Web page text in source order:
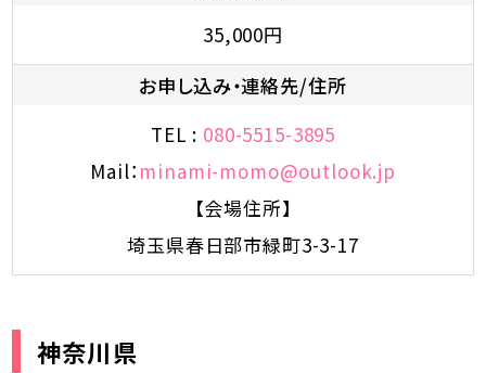
35,000円
お申し込み・連絡先/住所
TEL : 080-5515-3895
Mail： minami-momo@outlook.jp
【会場住所】
埼玉県春日部市緑町3-3-17
神奈川県